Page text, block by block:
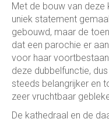
Met de bouw van deze
uniek statement
gebouwd, maar de
dat een parochie er
voor haar
deze dubbelfunctie,
steeds belangrijker en
zeer vruchtbaar
De kathedraal en de